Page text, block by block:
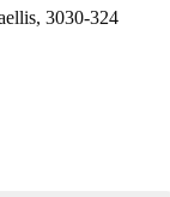
3030-324